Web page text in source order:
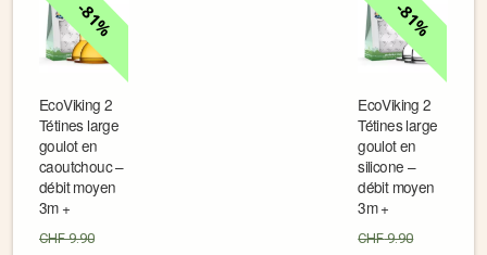
81%
EcoViking 2
Tétines large
goulot en
caoutchouc –
débit moyen
3m +
CHF9.90
81%
EcoViking 2
Tétines large
goulot en
silicone –
débit moyen
3m +
CHF9.90